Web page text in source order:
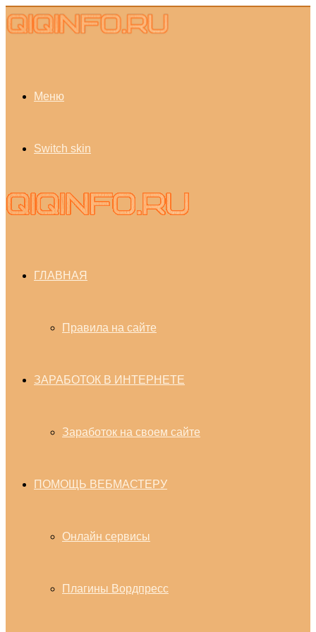
Меню
Switch skin
ГЛАВНАЯ
Правила на сайте
ЗАРАБОТОК В ИНТЕРНЕТЕ
Заработок на своем сайте
ПОМОЩЬ ВЕБМАСТЕРУ
Онлайн сервисы
Плагины Вордпресс